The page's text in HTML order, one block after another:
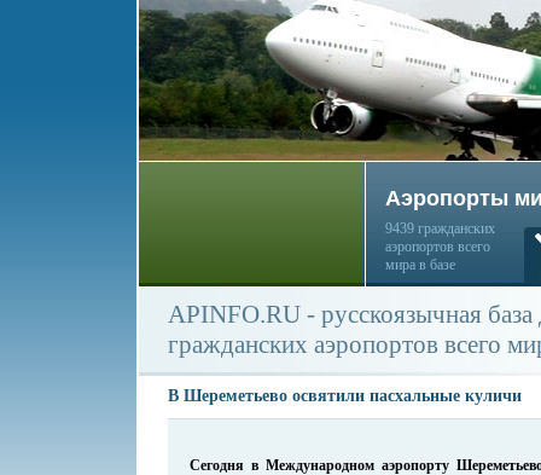
Аэропорты
9439 гражданских
аэропортов всего
мира в базе
APINFO.RU - русскоязычная
гражданских аэропортов всего
В Шереметьево освятили пасхальные куличи
Сегодня в Международном аэропорту